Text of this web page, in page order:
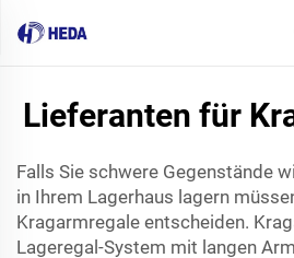
Lieferanten für
Falls Sie schwere Gegenstände
in Ihrem Lagerhaus lagern
Kragarmregale entscheiden.
Lageregal-System mit langen